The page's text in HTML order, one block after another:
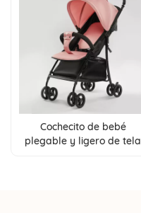
Cochecito de bebé
plegable y ligero de tela